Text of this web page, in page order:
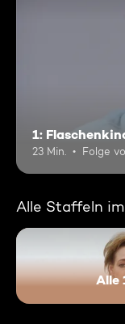
1:
23 Min. Folge
Alle Staffeln
Alle